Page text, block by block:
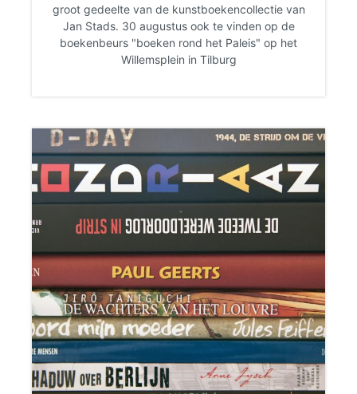
groot gedeelte van de kunstboekencollectie van
Jan Stads. 30 augustus ook te vinden op de
boekenbeurs "boeken rond het Paleis" op het
Willemsplein in Tilburg